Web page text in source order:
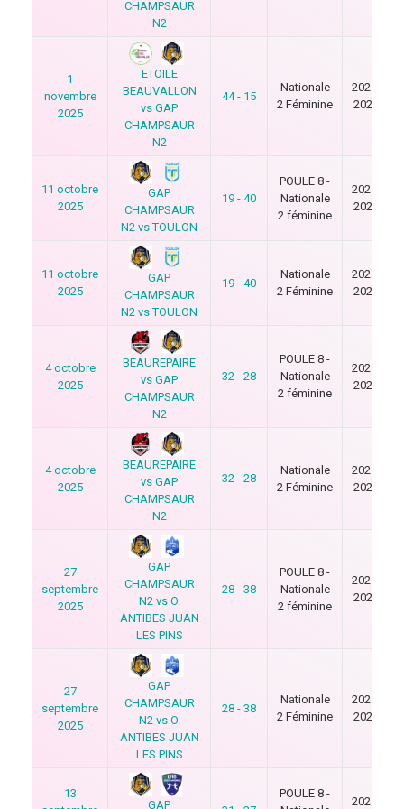
CHAMPSAUR
N2
1
novembre
2025
ETOILE
BEAUVALLON
vs GAP
CHAMPSAUR
N2
44 - 15
Nationale
2 Féminine
2025-
2026
11 octobre
2025
GAP
CHAMPSAUR
N2 vs TOULON
19 - 40
POULE 8 -
Nationale
2 féminine
2025-
2026
11 octobre
2025
GAP
CHAMPSAUR
N2 vs TOULON
19 - 40
Nationale
2 Féminine
2025-
2026
4 octobre
2025
BEAUREPAIRE
vs GAP
CHAMPSAUR
N2
32 - 28
POULE 8 -
Nationale
2 féminine
2025-
2026
4 octobre
2025
BEAUREPAIRE
vs GAP
CHAMPSAUR
N2
32 - 28
Nationale
2 Féminine
2025-
2026
27
septembre
2025
GAP
CHAMPSAUR
N2 vs O.
ANTIBES JUAN
LES PINS
28 - 38
POULE 8 -
Nationale
2 féminine
2025-
2026
27
septembre
2025
GAP
CHAMPSAUR
N2 vs O.
ANTIBES JUAN
LES PINS
28 - 38
Nationale
2 Féminine
2025-
2026
13
GAP
POULE 8 -
2025-